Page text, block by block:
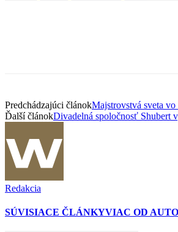
Predchádzajúci článokMajstrovstvá sveta
Ďalší článokDivadelná spoločnosť Shubert
Redakcia
SÚVISIACE ČLÁNKYVIAC OD